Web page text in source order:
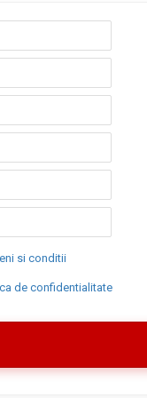
si conditii
de confidentialitate